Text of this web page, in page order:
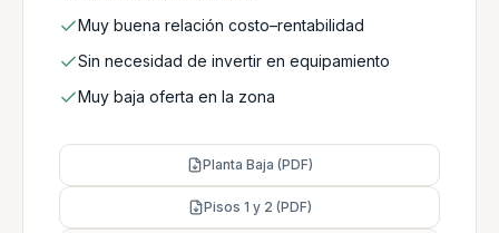
Muy buena relación costo–rentabilidad
Sin necesidad de invertir en equipamiento
Muy baja oferta en la zona
Planta Baja (PDF)
Pisos 1 y 2 (PDF)